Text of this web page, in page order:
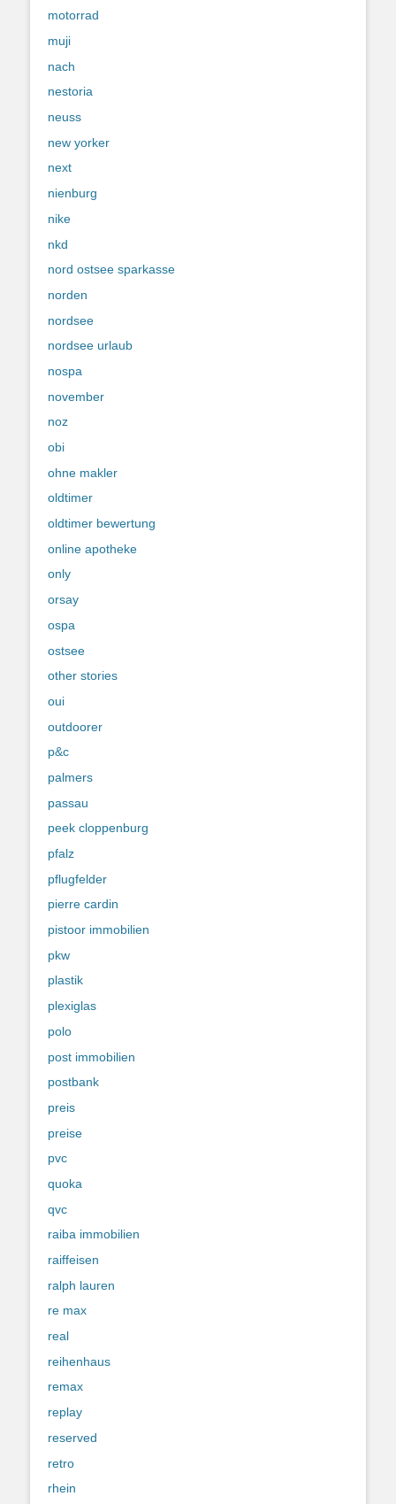
motorrad
muji
nach
nestoria
neuss
new yorker
next
nienburg
nike
nkd
nord ostsee sparkasse
norden
nordsee
nordsee urlaub
nospa
november
noz
obi
ohne makler
oldtimer
oldtimer bewertung
online apotheke
only
orsay
ospa
ostsee
other stories
oui
outdoorer
p&c
palmers
passau
peek cloppenburg
pfalz
pflugfelder
pierre cardin
pistoor immobilien
pkw
plastik
plexiglas
polo
post immobilien
postbank
preis
preise
pvc
quoka
qvc
raiba immobilien
raiffeisen
ralph lauren
re max
real
reihenhaus
remax
replay
reserved
retro
rhein